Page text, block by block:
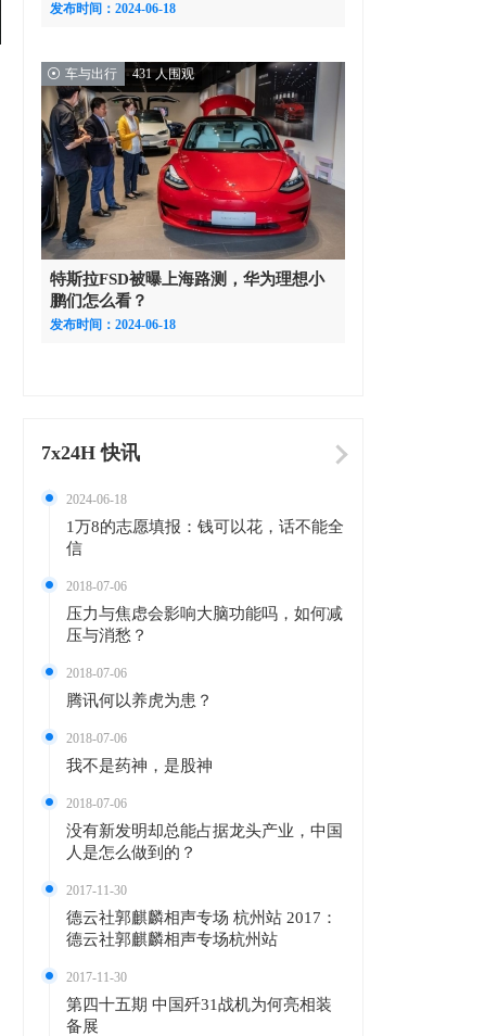
发布时间：2024-06-18
车与出行 431 人围观
特斯拉FSD被曝上海路测，华为理想小
鹏们怎么看？
发布时间：2024-06-18
7x24H 快讯
2024-06-18
1万8的志愿填报：钱可以花，话不能全
信
2018-07-06
压力与焦虑会影响大脑功能吗，如何减
压与消愁？
2018-07-06
腾讯何以养虎为患？
2018-07-06
我不是药神，是股神
2018-07-06
没有新发明却总能占据龙头产业，中国
人是怎么做到的？
2017-11-30
德云社郭麒麟相声专场 杭州站 2017：
德云社郭麒麟相声专场杭州站
2017-11-30
第四十五期 中国歼31战机为何亮相装
备展